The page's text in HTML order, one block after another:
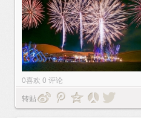
0喜欢 0 评论
转贴